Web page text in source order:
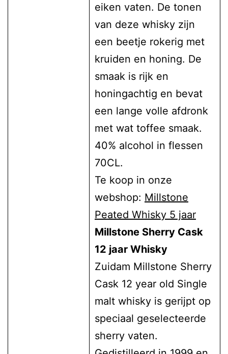
eiken vaten. De tonen
van deze whisky zijn
een beetje rokerig met
kruiden en honing. De
smaak is rijk en
honingachtig en bevat
een lange volle afdronk
met wat toffee smaak.
40% alcohol in flessen
70CL.
Te koop in onze
webshop: Millstone
Peated Whisky 5 jaar
Millstone Sherry Cask
12 jaar Whisky
Zuidam Millstone Sherry
Cask 12 year old Single
malt whisky is gerijpt op
speciaal geselecteerde
sherry vaten.